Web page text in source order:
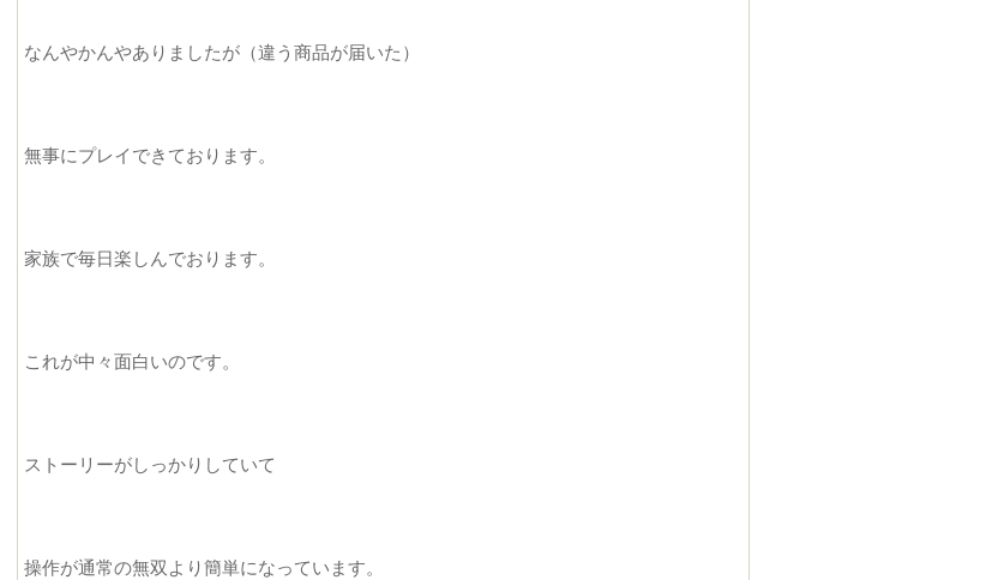
なんやかんやありましたが（違う商品が届いた）
無事にプレイできております。
家族で毎日楽しんでおります。
これが中々面白いのです。
ストーリーがしっかりしていて
操作が通常の無双より簡単になっています。